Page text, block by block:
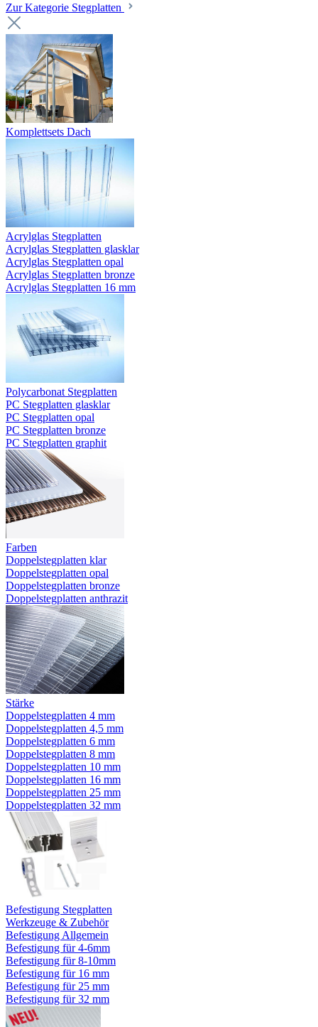
Zur Kategorie Stegplatten
Komplettsets Dach
Acrylglas Stegplatten
Acrylglas Stegplatten glasklar
Acrylglas Stegplatten opal
Acrylglas Stegplatten bronze
Acrylglas Stegplatten 16 mm
Polycarbonat Stegplatten
PC Stegplatten glasklar
PC Stegplatten opal
PC Stegplatten bronze
PC Stegplatten graphit
Farben
Doppelstegplatten klar
Doppelstegplatten opal
Doppelstegplatten bronze
Doppelstegplatten anthrazit
Stärke
Doppelstegplatten 4 mm
Doppelstegplatten 4,5 mm
Doppelstegplatten 6 mm
Doppelstegplatten 8 mm
Doppelstegplatten 10 mm
Doppelstegplatten 16 mm
Doppelstegplatten 25 mm
Doppelstegplatten 32 mm
Befestigung Stegplatten
Werkzeuge & Zubehör
Befestigung Allgemein
Befestigung für 4-6mm
Befestigung für 8-10mm
Befestigung für 16 mm
Befestigung für 25 mm
Befestigung für 32 mm